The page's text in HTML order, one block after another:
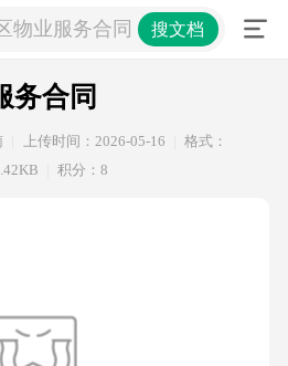
物业服务合同 搜文档
务合同
上传时间：2026-05-16
格式：
积分：8